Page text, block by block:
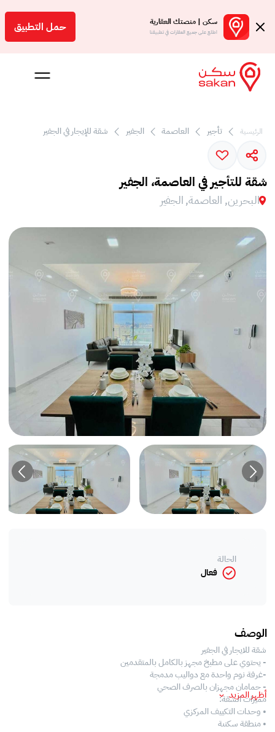
سكن | منصتك العقارية
اطلع على جميع العقارات في تطبيقنا حمل التطبيق
الرئيسية تأجير العاصمة الجفير شقة للإيجار في الجفير
شقة للتأجير في العاصمة، الجفير
البحرين, العاصمة, الجفير
الحالة
فعال
الوصف
شقة للايجار في الجفير
- يحتوي على مطبخ مجهز بالكامل بالمتقدمين
-غرفة نوم واحدة مع دواليب مدمجة
- حمامان مجهزان بالصرف الصحي
مميزات الشقة:
• وحدات التكييف المركزي
• منطقة سكنية
أظهر المزيد